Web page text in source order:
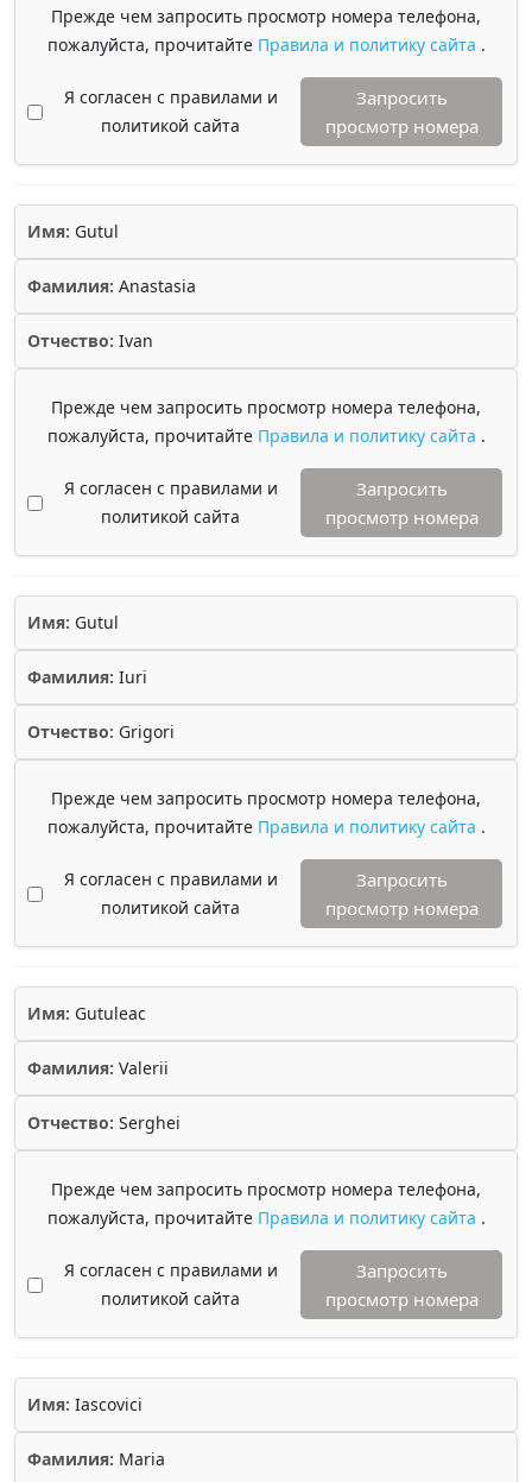
Прежде чем запросить просмотр номера телефона,
пожалуйста, прочитайте Правила и политику сайта .
Я согласен с правилами и
политикой сайта
Запросить
просмотр номера
Имя: Gutul
Фамилия: Anastasia
Отчество: Ivan
Прежде чем запросить просмотр номера телефона,
пожалуйста, прочитайте Правила и политику сайта .
Я согласен с правилами и
политикой сайта
Запросить
просмотр номера
Имя: Gutul
Фамилия: Iuri
Отчество: Grigori
Прежде чем запросить просмотр номера телефона,
пожалуйста, прочитайте Правила и политику сайта .
Я согласен с правилами и
политикой сайта
Запросить
просмотр номера
Имя: Gutuleac
Фамилия: Valerii
Отчество: Serghei
Прежде чем запросить просмотр номера телефона,
пожалуйста, прочитайте Правила и политику сайта .
Я согласен с правилами и
политикой сайта
Запросить
просмотр номера
Имя: Iascovici
Фамилия: Maria